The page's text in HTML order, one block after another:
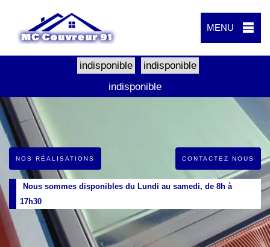
MENU
indisponible
indisponible
indisponible
NOS RÉALISATIONS CONTACTEZ NOUS
Nous sommes disponibles du Lundi au samedi, de 8h à
17h30